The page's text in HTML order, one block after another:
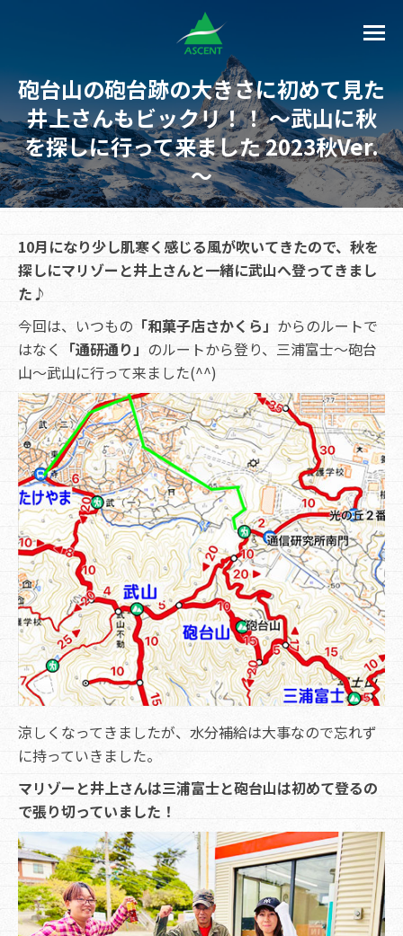
砲台山の砲台跡の大きさに初めて見た
井上さんもビックリ！！ ～武山に秋
を探しに行って来ました 2023秋Ver.
～
10月になり少し肌寒く感じる風が吹いてきたので、秋を
探しにマリゾーと井上さんと一緒に武山へ登ってきまし
た♪
今回は、いつもの「和菓子店さかくら」 からのルートで
はなく 「通研通り」 のルートから登り、三浦富士～砲台
山～武山に行って来ました(^^)
涼しくなってきましたが、水分補給は大事なので忘れず
に持っていきました。
マリゾーと井上さんは三浦富士と砲台山は初めて登るの
で張り切っていました！